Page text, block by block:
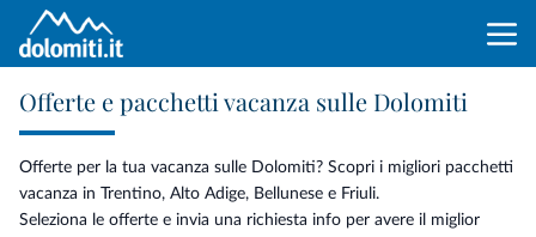
Offerte e pacchetti vacanza sulle Dolomiti
Offerte per la tua vacanza sulle Dolomiti? Scopri i migliori pacchetti
vacanza in Trentino, Alto Adige, Bellunese e Friuli.
Seleziona le offerte e invia una richiesta info per avere il miglior